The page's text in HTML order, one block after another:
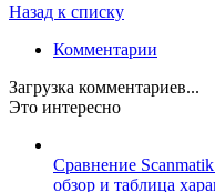
Назад к списку
Комментарии
Загрузка комментариев...
Это интересно
Сравнение
обзор и таблица